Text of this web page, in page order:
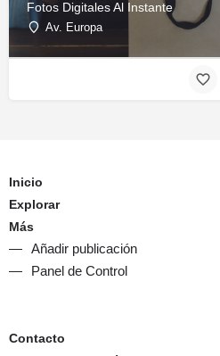
Fotos Digitales Al Instante
Av. Europa
Inicio
Explorar
Más
Añadir publicación
Panel de Control
Contacto